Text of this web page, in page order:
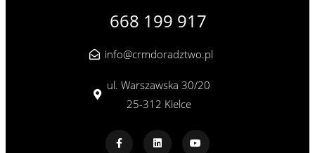
668 199 917
info@crmdoradztwo.pl
ul. Warszawska 30/20
25-312 Kielce